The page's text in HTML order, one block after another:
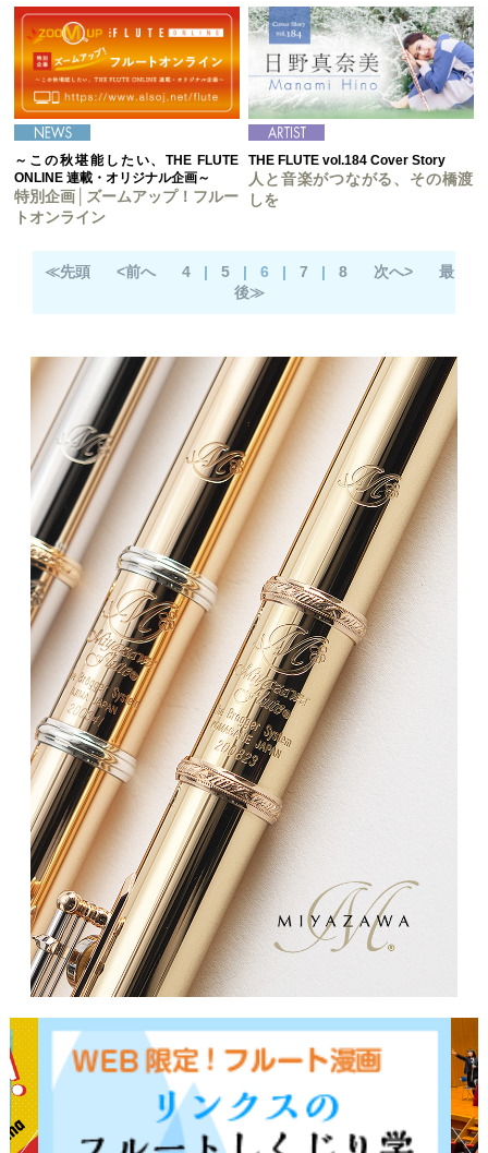
～この秋堪能したい、THE FLUTE
ONLINE 連載・オリジナル企画～
特別企画│ズームアップ！フルー
トオンライン
THE FLUTE vol.184 Cover Story
人と音楽がつながる、その橋渡
しを
≪先頭 <前へ 4| 5| 6 | 7 | 8 次へ>
最
後≫